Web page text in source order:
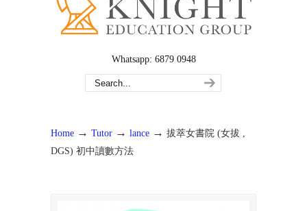
Whatsapp: 6879 0948
Home → Tutor → lance → 拔萃女書院 (女拔 ,
DGS) 初中讀數方法